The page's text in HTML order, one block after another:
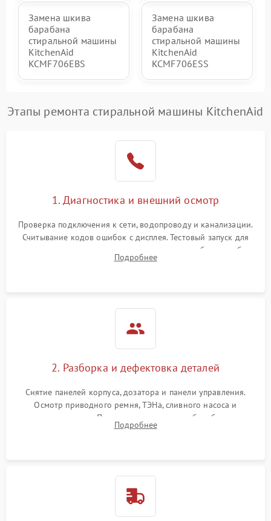
Замена шкива
барабана
стиральной машины
KitchenAid
KCMF706EBS
Замена шкива
барабана
стиральной машины
KitchenAid
KCMF706ESS
Этапы ремонта стиральной машины KitchenAid
1. Диагностика и внешний осмотр
Проверка подключения к сети, водопроводу и канализации.
Считывание кодов ошибок с дисплея. Тестовый запуск для
выявления посторонних шумов, протечек или сбоев в работе
электронного модуля управления.
Подробнее
2. Разборка и дефектовка деталей
Снятие панелей корпуса, дозатора и панели управления.
Осмотр приводного ремня, ТЭНа, сливного насоса и
амортизаторов. Проверка подшипников барабана и
крестовины на износ, а манжеты люка на разрывы.
Подробнее